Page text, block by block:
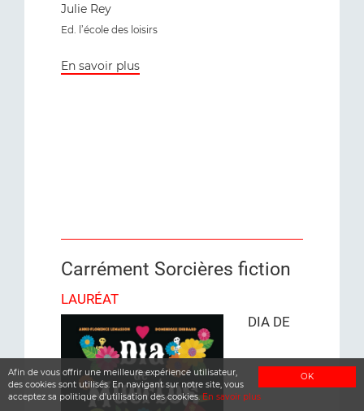
OK
Afin de vous offrir une meilleure expérience utilisateur,
des cookies sont utilisés. En navigant sur notre site, vous
acceptez sa politique d'utilisation des cookies. En savoir plus
Julie Rey
Ed. l’école des loisirs
En savoir plus
Carrément Sorcières fiction
LAURÉAT
DIA DE